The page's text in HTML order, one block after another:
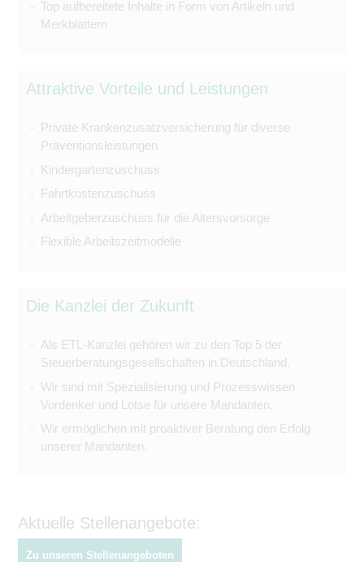
Top aufbereitete Inhalte in Form von Artikeln und
Merkblättern
Attraktive Vorteile und Leistungen
Private Krankenzusatzversicherung für diverse
Präventionsleistungen
Kindergartenzuschuss
Fahrtkostenzuschuss
Arbeitgeberzuschuss für die Altersvorsorge
Flexible Arbeitszeitmodelle
Die Kanzlei der Zukunft
Als ETL-Kanzlei gehören wir zu den Top 5 der
Steuerberatungsgesellschaften in Deutschland.
Wir sind mit Spezialisierung und Prozesswissen
Vordenker und Lotse für unsere Mandanten.
Wir ermöglichen mit proaktiver Beratung den Erfolg
unserer Mandanten.
Aktuelle Stellenangebote:
Zu unseren Stellenangeboten